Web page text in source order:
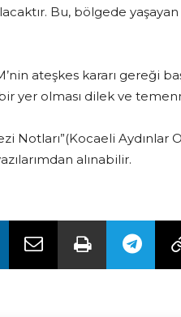
Bu, bölgede
ateşkes kararı gereği
yer olması dilek ve
Notları”(Kocaeli Aydınlar
alınabilir.